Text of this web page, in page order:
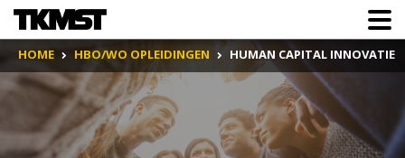
HOME HBO/WO OPLEIDINGEN HUMAN CAPITAL INNOVATIE